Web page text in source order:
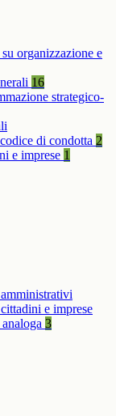
organizzazione e
16
strategico-
di condotta 2
e imprese 1
e imprese
3